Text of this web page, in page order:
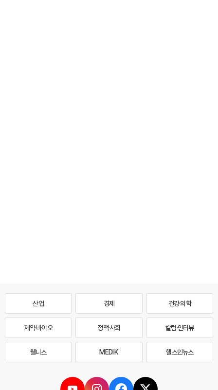
산업 경제 건강·의학
제약·바이오 정책·사회 칼럼·인터뷰
웰니스 MEDI·K 헬스인뉴스